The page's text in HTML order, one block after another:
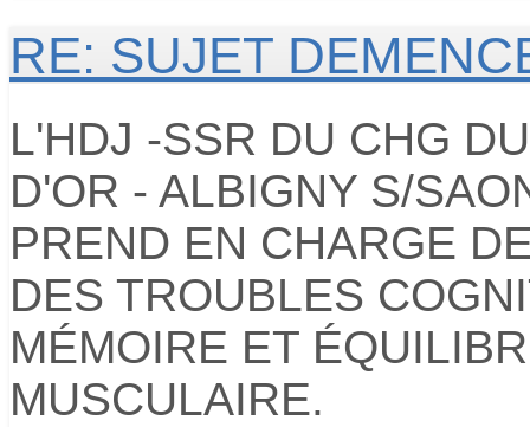
RE: SUJET
L'HDJ -SSR DU CHG
D'OR - ALBIGNY S/
PREND EN CHARGE
DES TROUBLES
MÉMOIRE ET
MUSCULAIRE.